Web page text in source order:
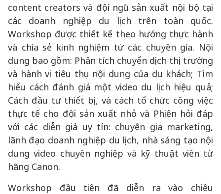
content creators và đội ngũ sản xuất nội bộ tại
các doanh nghiệp du lịch trên toàn quốc.
Workshop được thiết kế theo hướng thực hành
và chia sẻ kinh nghiệm từ các chuyên gia. Nội
dung bao gồm: Phân tích chuyển dịch thị trường
và hành vi tiêu thụ nội dung của du khách; Tìm
hiểu cách đánh giá một video du lịch hiệu quả;
Cách đầu tư thiết bị, và cách tổ chức công việc
thực tế cho đội sản xuất nhỏ và Phiên hỏi đáp
với các diễn giả uy tín: chuyên gia marketing,
lãnh đạo doanh nghiệp du lịch, nhà sáng tạo nội
dung video chuyên nghiệp và kỹ thuật viên từ
hãng Canon.
Workshop đầu tiên đã diễn ra vào chiều